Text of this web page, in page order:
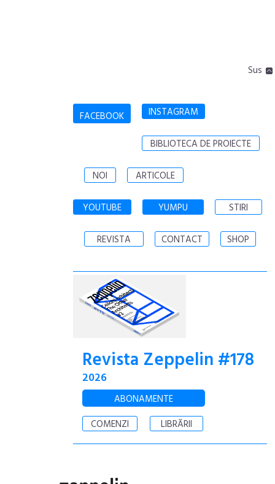
Sus
FACEBOOK INSTAGRAM
BIBLIOTECA DE PROIECTE
NOI ARTICOLE
YOUTUBE YUMPU STIRI
REVISTA CONTACT SHOP
Revista Zeppelin #178
2026
ABONAMENTE
COMENZI
LIBRĂRII